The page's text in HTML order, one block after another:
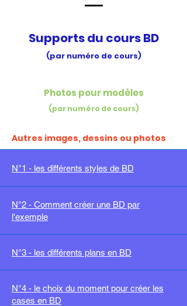
Supports du cours BD
(par numéro de cours)
Photos pour modèles
(par numéro de cours)
Autres images, dessins ou photos
N°1 - les différents styles de BD
N°2 - Comment créer une BD par
l'exemple
N°3 - les différents plans en BD
N°4 - le choix du moment pour créer les
cases en BD